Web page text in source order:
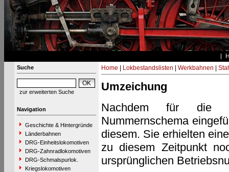
Suche
zur erweiterten Suche
Navigation
Geschichte & Hintergründe
Länderbahnen
DRG-Einheitslokomotiven
DRG-Zahnradlokomotiven
DRG-Schmalspurlok.
Kriegslokomotiven
Home Lokbestandslisten Werkbahnen
Umzeichung
Nachdem für die
Nummernschema
diesem. Sie erhielten
zu diesem Zeitpunkt
ursprünglichen